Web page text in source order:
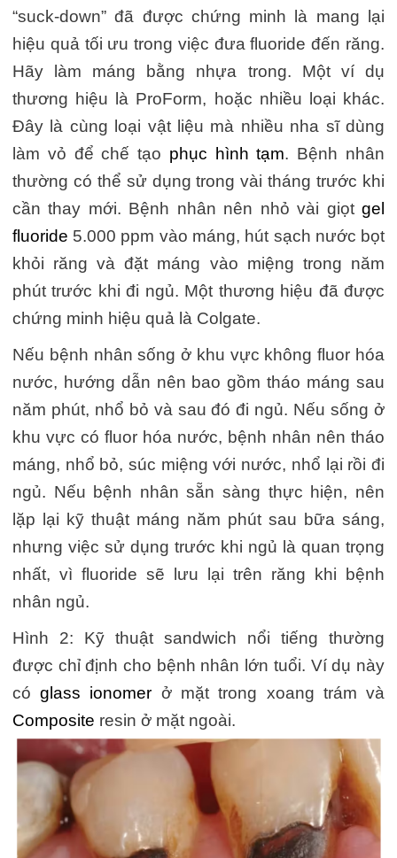
“suck-down” đã được chứng minh là mang lại
hiệu quả tối ưu trong việc đưa fluoride đến răng.
Hãy làm máng bằng nhựa trong. Một ví dụ
thương hiệu là ProForm, hoặc nhiều loại khác.
Đây là cùng loại vật liệu mà nhiều nha sĩ dùng
làm vỏ để chế tạo phục hình tạm. Bệnh nhân
thường có thể sử dụng trong vài tháng trước khi
cần thay mới. Bệnh nhân nên nhỏ vài giọtgel
fluoride 5.000 ppm vào máng, hút sạch nước bọt
khỏi răng và đặt máng vào miệng trong năm
phút trước khi đi ngủ. Một thương hiệu đã được
chứng minh hiệu quả là Colgate.
Nếu bệnh nhân sống ở khu vực không fluor hóa
nước, hướng dẫn nên bao gồm tháo máng sau
năm phút, nhổ bỏ và sau đó đi ngủ. Nếu sống ở
khu vực có fluor hóa nước, bệnh nhân nên tháo
máng, nhổ bỏ, súc miệng với nước, nhổ lại rồi đi
ngủ. Nếu bệnh nhân sẵn sàng thực hiện, nên
lặp lại kỹ thuật máng năm phút sau bữa sáng,
nhưng việc sử dụng trước khi ngủ là quan trọng
nhất, vì fluoride sẽ lưu lại trên răng khi bệnh
nhân ngủ.
Hình 2: Kỹ thuật sandwich nổi tiếng thường
được chỉ định cho bệnh nhân lớn tuổi. Ví dụ này
cóglass ionomer ở mặt trong xoang trám và
Composite resin ở mặt ngoài.